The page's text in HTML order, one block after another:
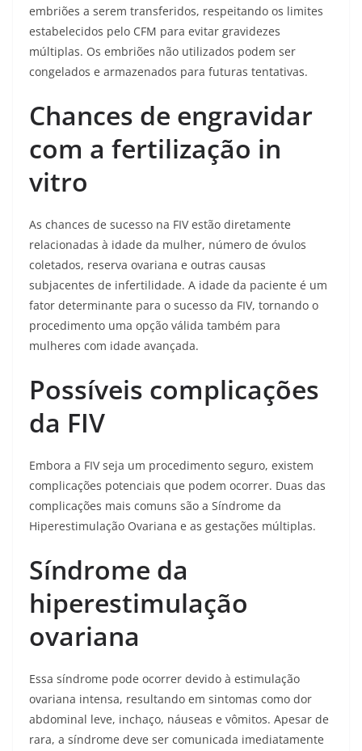
embriões a serem transferidos, respeitando os limites
estabelecidos pelo CFM para evitar gravidezes
múltiplas. Os embriões não utilizados podem ser
congelados e armazenados para futuras tentativas.
Chances de engravidar
com a fertilização in
vitro
As chances de sucesso na FIV estão diretamente
relacionadas à idade da mulher, número de óvulos
coletados, reserva ovariana e outras causas
subjacentes de infertilidade. A idade da paciente é um
fator determinante para o sucesso da FIV, tornando o
procedimento uma opção válida também para
mulheres com idade avançada.
Possíveis complicações
da FIV
Embora a FIV seja um procedimento seguro, existem
complicações potenciais que podem ocorrer. Duas das
complicações mais comuns são a Síndrome da
Hiperestimulação Ovariana e as gestações múltiplas.
Síndrome da
hiperestimulação
ovariana
Essa síndrome pode ocorrer devido à estimulação
ovariana intensa, resultando em sintomas como dor
abdominal leve, inchaço, náuseas e vômitos. Apesar de
rara, a síndrome deve ser comunicada imediatamente